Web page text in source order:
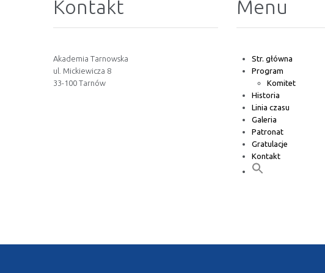
Kontakt
Akademia Tarnowska
ul. Mickiewicza 8
33-100 Tarnów
Menu
Str. główna
Program
Komitet
Historia
Linia czasu
Galeria
Patronat
Gratulacje
Kontakt